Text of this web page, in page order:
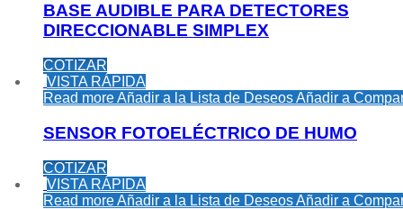
BASE AUDIBLE PARA DETECTORES
DIRECCIONABLE SIMPLEX
COTIZAR
VISTA RÁPIDA
Read moreAñadir a la Lista de DeseosAñadir a
SENSOR FOTOELÉCTRICO DE HUMO
COTIZAR
VISTA RÁPIDA
Read moreAñadir a la Lista de DeseosAñadir a